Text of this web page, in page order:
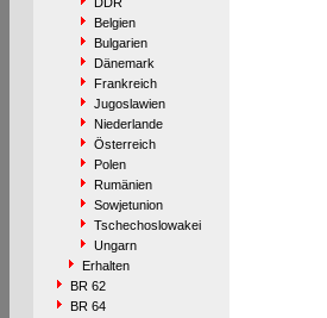
Belgien
Bulgarien
Dänemark
Frankreich
Jugoslawien
Niederlande
Österreich
Polen
Rumänien
Sowjetunion
Tschechoslowakei
Ungarn
Erhalten
BR 62
BR 64